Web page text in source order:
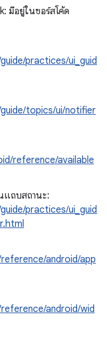
มีอยู่ในซอร์สโค้ด
practices/ui_guid
topics/ui/notifier
reference/available
แถบสถานะ:
practices/ui_guid
android/app
android/wid